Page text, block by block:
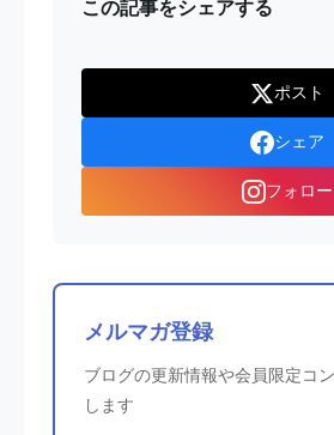
この記事をシェアする
ポスト
シェア
フォロー
メルマガ登録
ブログの更新情報や会員限定コ
します